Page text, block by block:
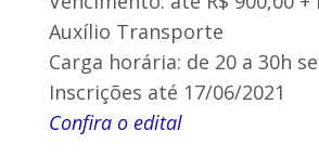
Auxílio Transporte
Carga horária: de 20 a 30h
Inscrições até 17/06/2021
Confira o edital